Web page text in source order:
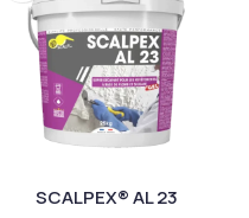
SCALPEX® AL 23